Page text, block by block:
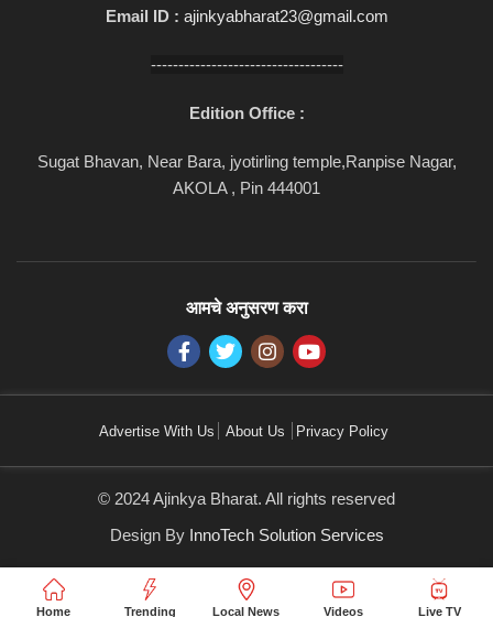
Email ID : ajinkyabharat23@gmail.com
-----------------------------------
Edition Office :
Sugat Bhavan, Near Bara, jyotirling temple,Ranpise Nagar,
AKOLA , Pin 444001
आमचे अनुसरण करा
Advertise With Us About Us Privacy Policy
© 2024 Ajinkya Bharat. All rights reserved
Design By InnoTech Solution Services
Home Trending Local News Videos Live TV